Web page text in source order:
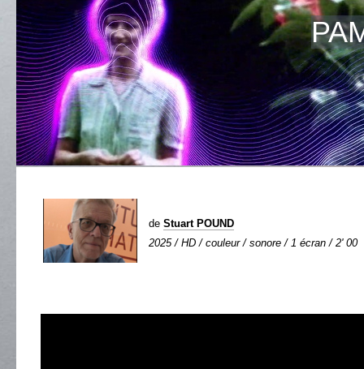
de Stuart POUND
2025 / HD / couleur / sonore / 1 écran / 2' 00